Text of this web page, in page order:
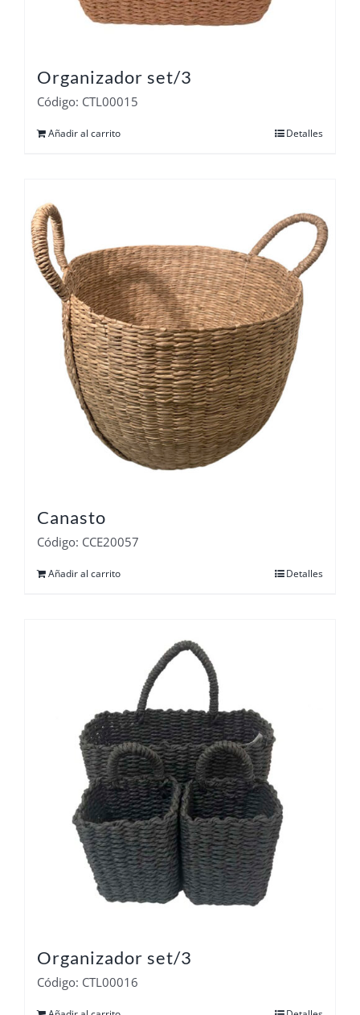
Organizador set/3
Código: CTL00015
Añadir al carrito Detalles
Canasto
Código: CCE20057
Añadir al carrito Detalles
Organizador set/3
Código: CTL00016